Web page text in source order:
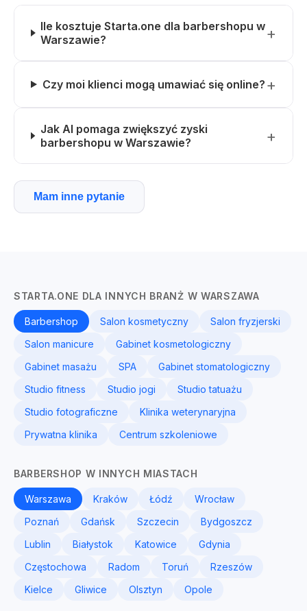
Ile kosztuje Starta.one dla barbershopu w
Warszawie?
Czy moi klienci mogą umawiać się online?
Jak AI pomaga zwiększyć zyski
barbershopu w Warszawie?
Mam inne pytanie
STARTA.ONE DLA INNYCH BRANŻ W WARSZAWA
Barbershop Salon kosmetyczny
Salon fryzjerski
Salon manicure
Gabinet kosmetologiczny
Gabinet masażu
SPA
Gabinet stomatologiczny
Studio fitness
Studio jogi
Studio tatuażu
Studio fotograficzne
Klinika weterynaryjna
Prywatna klinika
Centrum szkoleniowe
BARBERSHOP W INNYCH MIASTACH
Warszawa Kraków Łódź
Wrocław
Poznań
Gdańsk Szczecin
Bydgoszcz
Lublin
Białystok Katowice
Gdynia
Częstochowa
Radom Toruń
Rzeszów
Kielce
Gliwice Olsztyn Opole